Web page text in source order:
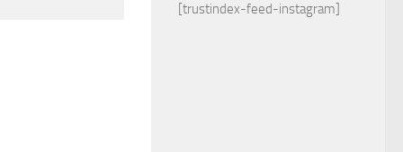
[trustindex-feed-instagram]